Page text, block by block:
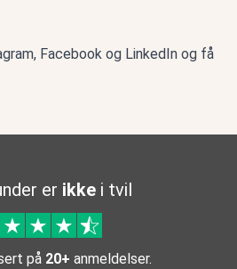
, Facebook og LinkedIn og få
er ikke i tvil
på 20+ anmeldelser.